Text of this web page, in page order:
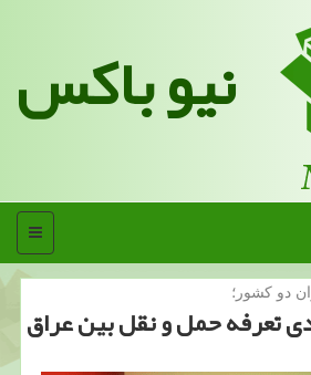
نیو باکس
منو
دو كشور؛
درصدی تعرفه حمل و نقل بین عراق